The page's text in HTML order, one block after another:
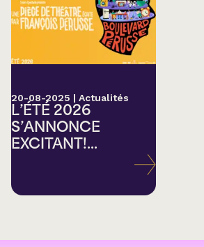
20-08-2025 | Actualités
L’ÉTÉ 2026
S’ANNONCE
EXCITANT!...